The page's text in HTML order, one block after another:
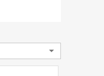
